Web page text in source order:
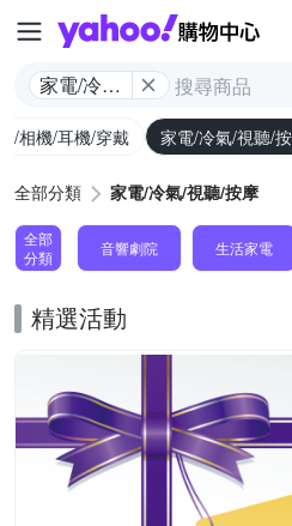
家電/冷氣/
/相機/耳機/穿戴 家電/冷氣/視聽/
全部分類 家電/冷氣/視聽/按摩
全部
分類
音響劇院 生活家電
精選活動